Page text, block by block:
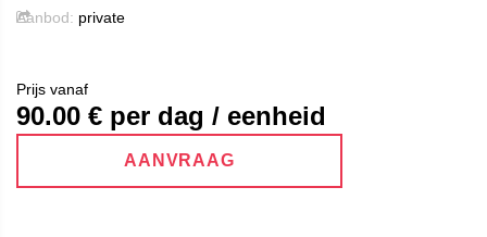
Aanbod: private
Prijs vanaf
90.00 € per dag / eenheid
AANVRAAG